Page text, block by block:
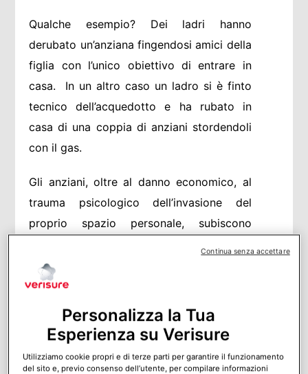
Qualche esempio? Dei ladri hanno
derubato un’anziana fingendosi amici della
figlia con l’unico obiettivo di entrare in
casa. In un altro caso un ladro si è finto
tecnico dell’acquedotto e ha rubato in
casa di una coppia di anziani stordendoli
con il gas.
Gli anziani, oltre al danno economico, al
trauma psicologico dell’invasione del
proprio spazio personale, subiscono
vittima di un raggiro.
individuarequali sono le tecniche
utilizzate dai ladri, e imparare a
difendersi dalle truffe. E questo è
Personalizza la Tua
Esperienza su Verisure
Utilizziamo cookie propri e di terze parti per garantire il funzionamento
del sito e, previo consenso dell’utente, per compilare informazioni
Continua senza accettare